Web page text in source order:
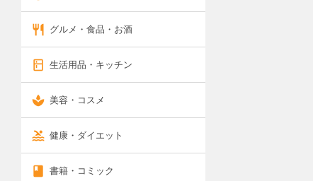
グルメ・食品・お酒
生活用品・キッチン
美容・コスメ
健康・ダイエット
書籍・コミック